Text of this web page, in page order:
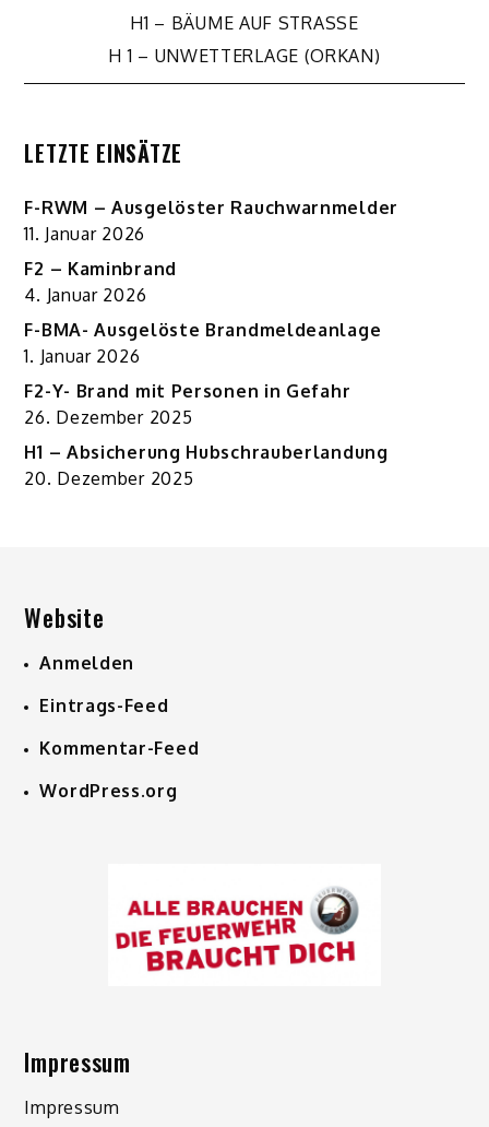
Beitragsnavigation
H1 – BÄUME AUF STRASSE
H 1 – UNWETTERLAGE (ORKAN)
LETZTE EINSÄTZE
F-RWM – Ausgelöster Rauchwarnmelder
11. Januar 2026
F2 – Kaminbrand
4. Januar 2026
F-BMA- Ausgelöste Brandmeldeanlage
1. Januar 2026
F2-Y- Brand mit Personen in Gefahr
26. Dezember 2025
H1 – Absicherung Hubschrauberlandung
20. Dezember 2025
Website
Anmelden
Eintrags-Feed
Kommentar-Feed
WordPress.org
Impressum
Impressum